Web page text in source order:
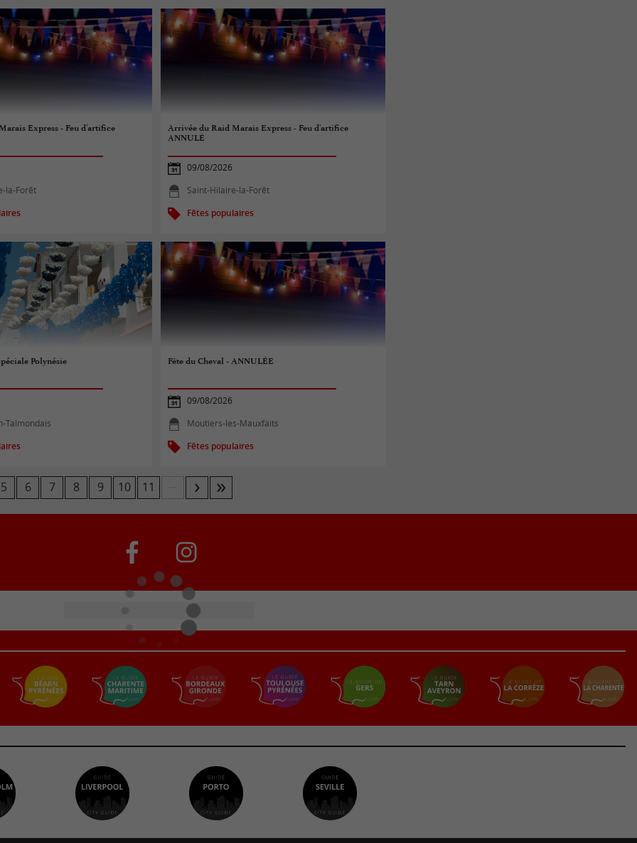
Express - Feu d'artifice
la-Forêt
Arrivée du Raid Marais Express - Feu d'artifice
ANNULÉ
09/08/2026
Saint-Hilaire-la-Forêt
Fêtes populaires
Polynésie
Talmondais
Fête du Cheval - ANNULÉE
09/08/2026
Moutiers-les-Mauxfaits
Fêtes populaires
5 6 7 8 9 10 11